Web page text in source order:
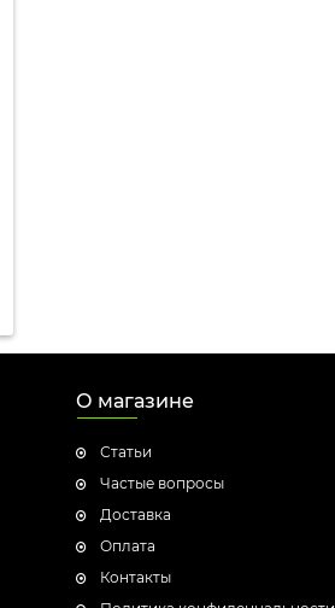
О магазине
Статьи
Частые вопросы
Доставка
Оплата
Контакты